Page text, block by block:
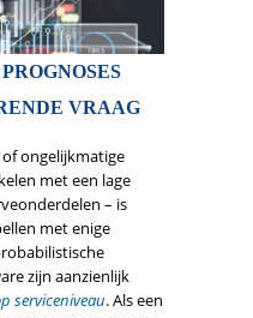
VRAAG
ongelijkmatige
met een lage
– is
met enige
zijn aanzienlijk
serviceniveau. Als een